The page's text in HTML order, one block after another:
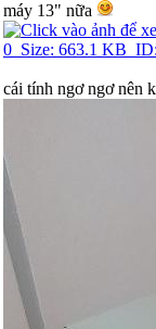
máy 13" nữa
cái tính ngơ ngơ nên